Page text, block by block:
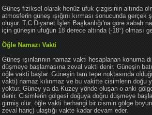
Güneş fiziksel olarak henüz ufuk çizgisinin altında
atmosferin güneş ışığını kırması sonucunda gerçek
oluşur. T.C Diyanet İşleri Başkanlığı'na göre sabah
için güneşin ufuğun 18 derece altında (-18°) olması
Öğle Namazı Vakti
Güneş ışınlarının namaz vakti hesaplanan konuma
düşmeye başlamasına zeval vakti denir. Güneşin
öğle vakti başlar. Güneşin tam tepe noktasında
vakti) namaz kılınmaz ve bu vakitte cisimlerin doğu
yoktur. Güney ya da Kuzey yönde oluşan o anki
denir. Cisimlerin gölgesi doğuya doğru düşmeye
girmiş olur. öğle vakti herhangi bir cismin gölge
zeval hariç) ulaştığı vakte kadar devam eder.